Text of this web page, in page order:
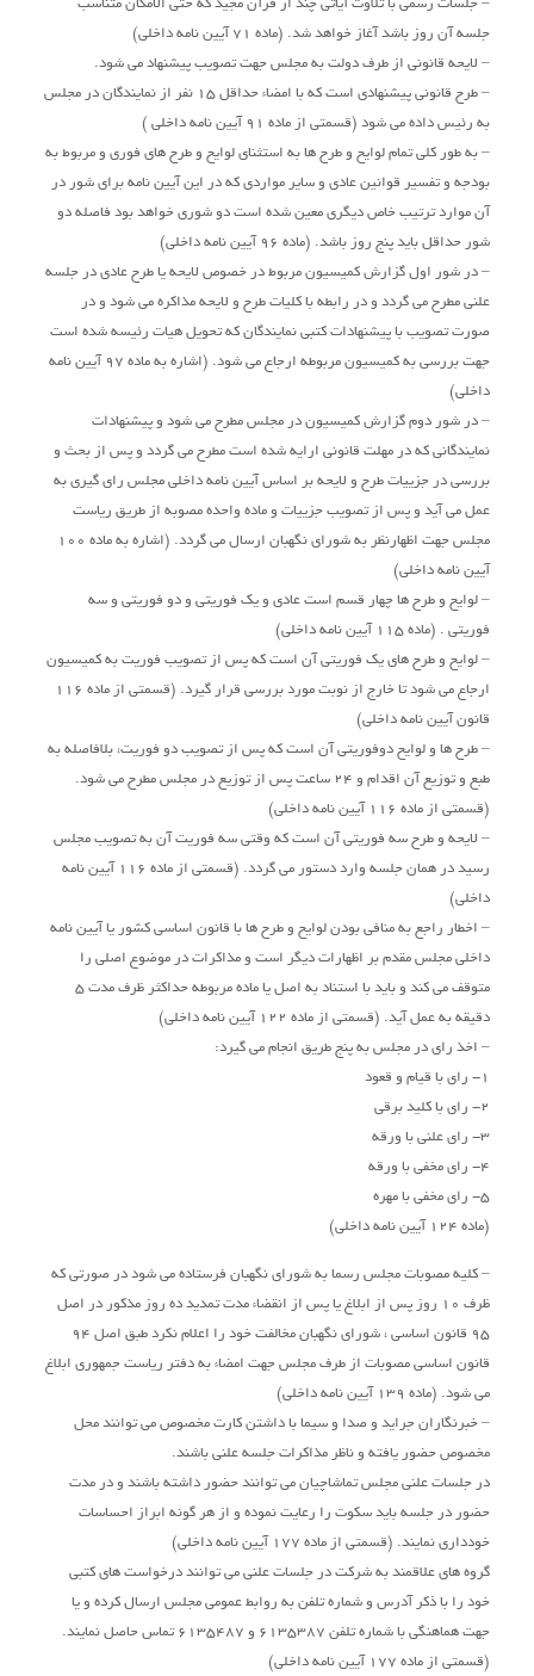
جلسه آن روز باشد آغاز خواهد شد. (ماده 71 آیین نامه داخلی)
– لایحه قانونی از طرف دولت به مجلس جهت تصویب پیشنهاد می شود.
– طرح قانونی پیشنهادی است که با امضاء حداقل 15 نفر از نمایندگان در مجلس
به رئیس داده می شود (قسمتی از ماده 91 آیین نامه داخلی )
– به طور کلی تمام لوایح و طرح ها به استثنای لوایح و طرح های فوری و مربوط به
بودجه و تفسیر قوانین عادی و سایر مواردی که در این آیین نامه برای شور در
آن موارد ترتیب خاص دیگری معین شده است دو شوری خواهد بود فاصله دو
شور حداقل باید پنج روز باشد. (ماده 96 آیین نامه داخلی)
– در شور اول گزارش کمیسیون مربوط در خصوص لایحه یا طرح عادی در جلسه
علنی مطرح می گردد و در رابطه با کلیات طرح و لایحه مذاکره می شود و در
صورت تصویب با پیشنهادات کتبی نمایندگان که تحویل هیات رئیسه شده است
جهت بررسی به کمیسیون مربوطه ارجاع می شود. (اشاره به ماده 97 آیین نامه
داخلی)
– در شور دوم گزارش کمیسیون در مجلس مطرح می شود و پیشنهادات
نمایندگانی که در مهلت قانونی ارایه شده است مطرح می گردد و پس از بحث و
بررسی در جزییات طرح و لایحه بر اساس آیین نامه داخلی مجلس رای گیری به
عمل می آید و پس از تصویب جزییات و ماده واحده مصوبه از طریق ریاست
مجلس جهت اظهارنظر به شورای نگهبان ارسال می گردد. (اشاره به ماده 100
آیین نامه داخلی)
– لوایح و طرح ها چهار قسم است عادی و یک فوریتی و دو فوریتی و سه
فوریتی . (ماده 115 آیین نامه داخلی)
– لوایح و طرح های یک فوریتی آن است که پس از تصویب فوریت به کمیسیون
ارجاع می شود تا خارج از نوبت مورد بررسی قرار گیرد. (قسمتی از ماده 116
قانون آیین نامه داخلی)
– طرح ها و لوایح دوفوریتی آن است که پس از تصویب دو فوریت، بلافاصله به
طبع و توزیع آن اقدام و 24 ساعت پس از توزیع در مجلس مطرح می شود.
(قسمتی از ماده 116 آیین نامه داخلی)
– لایحه و طرح سه فوریتی آن است که وقتی سه فوریت آن به تصویب مجلس
رسید در همان جلسه وارد دستور می گردد. (قسمتی از ماده 116 آیین نامه
داخلی)
– اخطار راجع به منافی بودن لوایح و طرح ها با قانون اساسی کشور یا آیین نامه
داخلی مجلس مقدم بر اظهارات دیگر است و مذاکرات در موضوع اصلی را
متوقف می کند و باید با استناد به اصل یا ماده مربوطه حداکثر ظرف مدت 5
دقیقه به عمل آید. (قسمتی از ماده 122 آیین نامه داخلی)
– اخذ رای در مجلس به پنج طریق انجام می گیرد:
1- رای با قیام و قعود
2- رای با کلید برقی
3- رای علنی با ورقه
4- رای مخفی با ورقه
5- رای مخفی با مهره
(ماده 124 آیین نامه داخلی)
– کلیه مصوبات مجلس رسما به شورای نگهبان فرستاده می شود در صورتی که
ظرف 10 روز پس از ابلاغ یا پس از انقضاء مدت تمدید ده روز مذکور در اصل
95 قانون اساسی ، شورای نگهبان مخالفت خود را اعلام نکرد طبق اصل 94
قانون اساسی مصوبات از طرف مجلس جهت امضاء به دفتر ریاست جمهوری ابلاغ
می شود. (ماده 139 آیین نامه داخلی)
– خبرنگاران جراید و صدا و سیما با داشتن کارت مخصوص می توانند محل
مخصوص حضور یافته و ناظر مذاکرات جلسه علنی باشند.
در جلسات علنی مجلس تماشاچیان می توانند حضور داشته باشند و در مدت
حضور در جلسه باید سکوت را رعایت نموده و از هر گونه ابراز احساسات
خودداری نمایند. (قسمتی از ماده 177 آیین نامه داخلی)
گروه های علاقمند به شرکت در جلسات علنی می توانند درخواست های کتبی
خود را با ذکر آدرس و شماره تلفن به روابط عمومی مجلس ارسال کرده و یا
جهت هماهنگی با شماره تلفن 6135387 و 6135487 تماس حاصل نمایند.
(قسمتی از ماده 177 آیین نامه داخلی)